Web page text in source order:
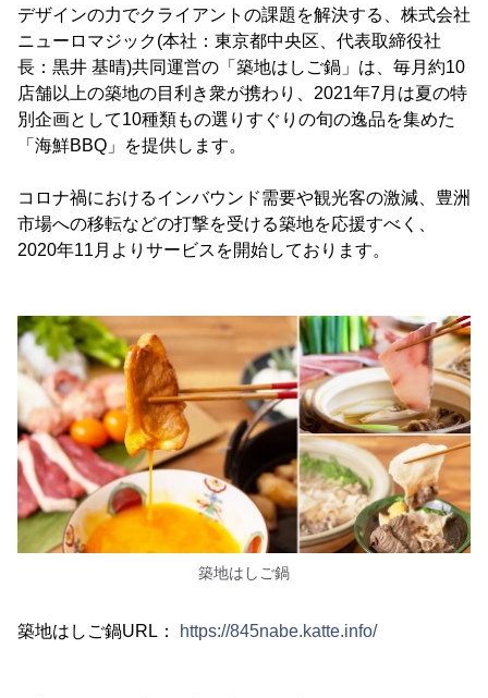
デザインの力でクライアントの課題を解決する、株式会社
ニューロマジック(本社：東京都中央区、代表取締役社
長：黒井 基晴)共同運営の「築地はしご鍋」は、毎月約10
店舗以上の築地の目利き衆が携わり、2021年7月は夏の特
別企画として10種類もの選りすぐりの旬の逸品を集めた
「海鮮BBQ」を提供します。
コロナ禍におけるインバウンド需要や観光客の激減、豊洲
市場への移転などの打撃を受ける築地を応援すべく、
2020年11月よりサービスを開始しております。
築地はしご鍋
築地はしご鍋URL： https://845nabe.katte.info/